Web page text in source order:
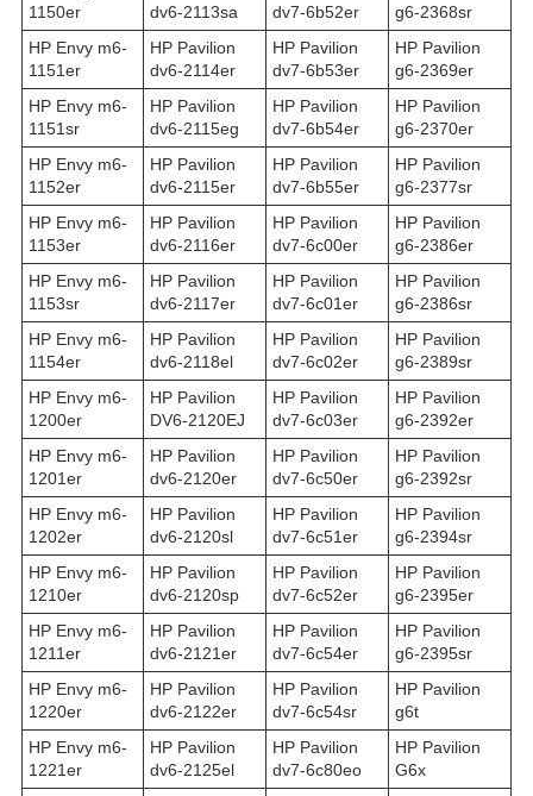
1150er
dv6-2113sa
dv7-6b52er
g6-2368sr
HP Envy m6-
1151er
HP Pavilion
dv6-2114er
HP Pavilion
dv7-6b53er
HP Pavilion
g6-2369er
HP Envy m6-
1151sr
HP Pavilion
dv6-2115eg
HP Pavilion
dv7-6b54er
HP Pavilion
g6-2370er
HP Envy m6-
1152er
HP Pavilion
dv6-2115er
HP Pavilion
dv7-6b55er
HP Pavilion
g6-2377sr
HP Envy m6-
1153er
HP Pavilion
dv6-2116er
HP Pavilion
dv7-6c00er
HP Pavilion
g6-2386er
HP Envy m6-
1153sr
HP Pavilion
dv6-2117er
HP Pavilion
dv7-6c01er
HP Pavilion
g6-2386sr
HP Envy m6-
1154er
HP Pavilion
dv6-2118el
HP Pavilion
dv7-6c02er
HP Pavilion
g6-2389sr
HP Envy m6-
1200er
HP Pavilion
DV6-2120EJ
HP Pavilion
dv7-6c03er
HP Pavilion
g6-2392er
HP Envy m6-
1201er
HP Pavilion
dv6-2120er
HP Pavilion
dv7-6c50er
HP Pavilion
g6-2392sr
HP Envy m6-
1202er
HP Pavilion
dv6-2120sl
HP Pavilion
dv7-6c51er
HP Pavilion
g6-2394sr
HP Envy m6-
1210er
HP Pavilion
dv6-2120sp
HP Pavilion
dv7-6c52er
HP Pavilion
g6-2395er
HP Envy m6-
1211er
HP Pavilion
dv6-2121er
HP Pavilion
dv7-6c54er
HP Pavilion
g6-2395sr
HP Envy m6-
1220er
HP Pavilion
dv6-2122er
HP Pavilion
dv7-6c54sr
HP Pavilion
g6t
HP Envy m6-
1221er
HP Pavilion
dv6-2125el
HP Pavilion
dv7-6c80eo
HP Pavilion
G6x